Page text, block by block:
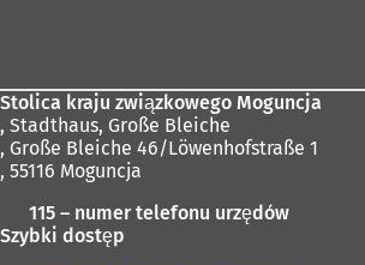
Stolica kraju związkowego Moguncja
, Stadthaus, Große Bleiche
, Große Bleiche 46/Löwenhofstraße 1
, 55116 Moguncja
115 – numer telefonu urzędów
Szybki dostęp